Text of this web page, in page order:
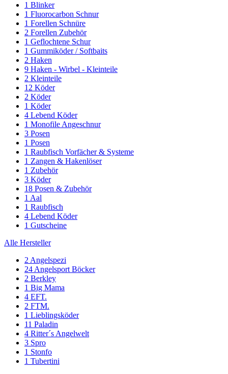
1 Blinker
1 Fluorocarbon Schnur
1 Forellen Schnüre
2 Forellen Zubehör
1 Geflochtene Schur
1 Gummiköder / Softbaits
2 Haken
9 Haken - Wirbel - Kleinteile
2 Kleinteile
12 Köder
2 Köder
1 Köder
4 Lebend Köder
1 Monofile Angeschnur
3 Posen
1 Posen
1 Raubfisch Vorfächer & Systeme
1 Zangen & Hakenlöser
1 Zubehör
3 Köder
18 Posen & Zubehör
1 Aal
1 Raubfisch
4 Lebend Köder
1 Gutscheine
Alle Hersteller
2Angelspezi
24Angelsport Böcker
2 Berkley
1 Big Mama
4 EFT.
2 FTM.
1 Lieblingsköder
11 Paladin
4 Ritter´s Angelwelt
3 Spro
1 Stonfo
1 Tubertini